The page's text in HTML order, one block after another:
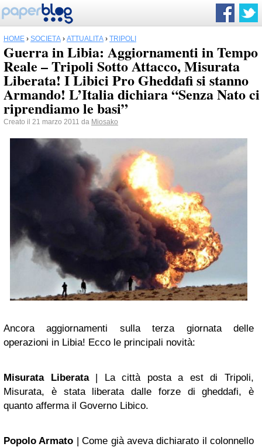
HOME › SOCIETÀ › ATTUALITÀ › TRIPOLI
Guerra in Libia: Aggiornamenti in Tempo
Reale – Tripoli Sotto Attacco, Misurata
Liberata! I Libici Pro Gheddafi si stanno
Armando! L’Italia dichiara “Senza Nato ci
riprendiamo le basi”
Creato il 21 marzo 2011 da Miosako
Ancora aggiornamenti sulla terza giornata delle
operazioni in Libia! Ecco le principali novità:
Misurata Liberata | La città posta a est di Tripoli,
Misurata, è stata liberata dalle forze di gheddafi, è
quanto afferma il Governo Libico.
Popolo Armato | Come già aveva dichiarato il colonnello